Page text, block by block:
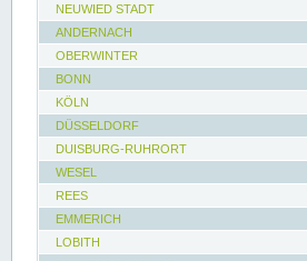
NEUWIED STADT
ANDERNACH
OBERWINTER
BONN
KÖLN
DÜSSELDORF
DUISBURG-RUHRORT
WESEL
REES
EMMERICH
LOBITH